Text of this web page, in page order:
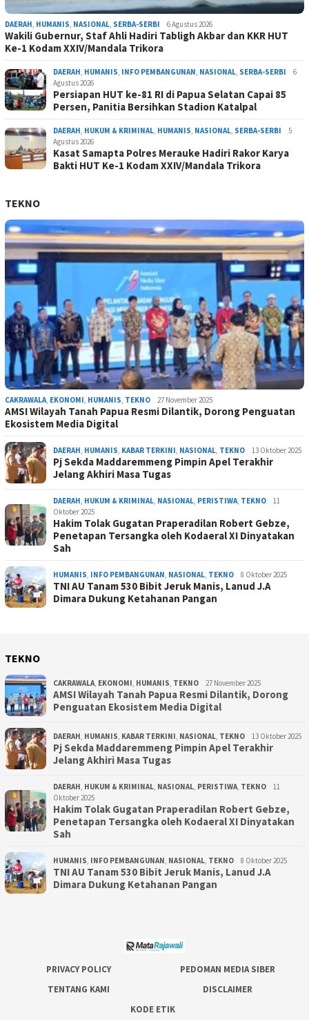
DAERAH, HUMANIS, NASIONAL, SERBA-SERBI 6 Agustus 2026
Wakili Gubernur, Staf Ahli Hadiri Tabligh Akbar dan KKR HUT
Ke-1 Kodam XXIV/Mandala Trikora
DAERAH, HUMANIS, INFO PEMBANGUNAN, NASIONAL, SERBA-SERBI
6
Agustus 2026
Persiapan HUT ke-81 RI di Papua Selatan Capai 85
Persen, Panitia Bersihkan Stadion Katalpal
DAERAH, HUKUM & KRIMINAL, HUMANIS, NASIONAL, SERBA-SERBI
5
Agustus 2026
Kasat Samapta Polres Merauke Hadiri Rakor Karya
Bakti HUT Ke-1 Kodam XXIV/Mandala Trikora
TEKNO
CAKRAWALA, EKONOMI, HUMANIS, TEKNO 27 November 2025
AMSI Wilayah Tanah Papua Resmi Dilantik, Dorong Penguatan
Ekosistem Media Digital
DAERAH, HUMANIS, KABAR TERKINI, NASIONAL, TEKNO 13 Oktober 2025
Pj Sekda Maddaremmeng Pimpin Apel Terakhir
Jelang Akhiri Masa Tugas
DAERAH, HUKUM & KRIMINAL, NASIONAL, PERISTIWA, TEKNO
11
Oktober 2025
Hakim Tolak Gugatan Praperadilan Robert Gebze,
Penetapan Tersangka oleh Kodaeral XI Dinyatakan
Sah
HUMANIS, INFO PEMBANGUNAN, NASIONAL, TEKNO 8 Oktober 2025
TNI AU Tanam 530 Bibit Jeruk Manis, Lanud J.A
Dimara Dukung Ketahanan Pangan
TEKNO
CAKRAWALA, EKONOMI, HUMANIS, TEKNO 27 November 2025
AMSI Wilayah Tanah Papua Resmi Dilantik, Dorong
Penguatan Ekosistem Media Digital
DAERAH, HUMANIS, KABAR TERKINI, NASIONAL, TEKNO 13 Oktober 2025
Pj Sekda Maddaremmeng Pimpin Apel Terakhir
Jelang Akhiri Masa Tugas
DAERAH, HUKUM & KRIMINAL, NASIONAL, PERISTIWA, TEKNO
11
Oktober 2025
Hakim Tolak Gugatan Praperadilan Robert Gebze,
Penetapan Tersangka oleh Kodaeral XI Dinyatakan
Sah
HUMANIS, INFO PEMBANGUNAN, NASIONAL, TEKNO 8 Oktober 2025
TNI AU Tanam 530 Bibit Jeruk Manis, Lanud J.A
Dimara Dukung Ketahanan Pangan
PRIVACY POLICY
PEDOMAN MEDIA SIBER
TENTANG KAMI
DISCLAIMER
KODE ETIK